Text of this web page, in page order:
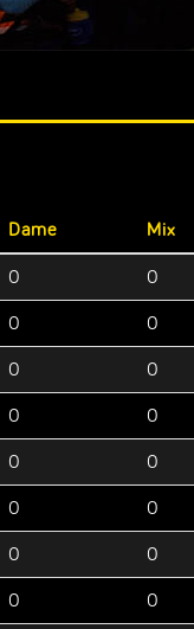
Dame Mix
0 0
0 0
0 0
0 0
0 0
0 0
0 0
0 0